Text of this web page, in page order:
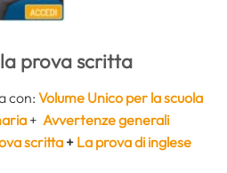
prova scritta
con: Volume Unico per la scuola
+ Avvertenze generali
scritta + La prova di inglese